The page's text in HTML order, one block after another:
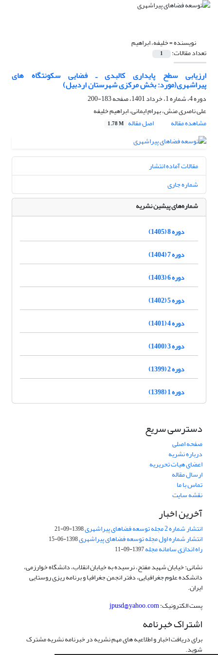
نویسنده =خلیفه، ابراهیم
تعداد مقالات: 1
ارزیابی سطح پایداری کالبدی ـ فضایی سکونتگاه های
پیراشهری(مورد: بخش مرکزی شهرستان اردبیل)
دوره 4، شماره 1، خرداد 1401، صفحه
183-200
علی ناصری منش، بهرام ایمانی، ابراهیم خلیفه
مشاهده مقاله
اصل مقاله 1.78 M
مقالات آماده انتشار
شماره جاری
شماره‌های پیشین نشریه
دوره 8 (1405)
دوره 7 (1404)
دوره 6 (1403)
دوره 5 (1402)
دوره 4 (1401)
دوره 3 (1400)
دوره 2 (1399)
دوره 1 (1398)
دسترسی سریع
صفحه اصلی
درباره نشریه
اعضای هیات تحریریه
ارسال مقاله
تماس با ما
نقشه سایت
آخرین اخبار
انتشار شماره 2 مجله توسعه فضاهای پیراشهری 1398-09-21
انتشار شماره اول مجله توسعه فضاهای پیراشهری1398-06-15
راه اندازی سامانه مجله1397-09-11
نشانی: خیابان شهید مفتح، نرسیده به خیابان انقلاب، دانشگاه خوارزمی،
دانشکده علوم جغرافیایی، دفتر انجمن جغرافیا و برنامه ریزی روستایی
ایران.
پست الکترونیک:jpusd@yahoo.com
اشتراک خبرنامه
برای دریافت اخبار و اطلاعیه های مهم نشریه در خبرنامه نشریه مشترک
شوید.